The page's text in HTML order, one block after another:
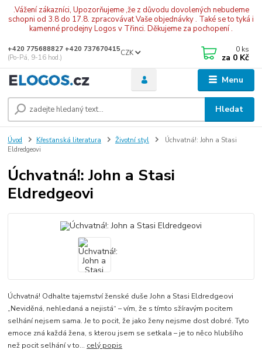
.Vážení zákazníci, Upozorňujeme ,že z důvodu dovolených nebudeme
schopni od 3.8 do 17.8. zpracovávat Vaše objednávky . Také se to tyká i
kamenné prodejny Logos v Třinci. Děkujeme za pochopení .
Menu
CZK
Hledat
+420 775688827 +420 737670415
(Po-Pá, 9-16 hod.)
0 ks
za 0 Kč
Úvod Křesťanská literatura Životní styl
Úchvatná!: John a Stasi
Eldredgeovi
Úchvatná!: John a Stasi
Eldredgeovi
Úchvatná! Odhalte tajemství ženské duše John a Stasi Eldredgeovi
„Neviděná, nehledaná a nejistá“ – vím, že s tímto sžíravým pocitem
selhání nejsem sama. Je to pocit, že jako ženy nejsme dost dobré. Tyto
emoce zná každá žena, s kterou jsem se setkala – je to něco hlubšího
než pocit selhání v to... celý popis